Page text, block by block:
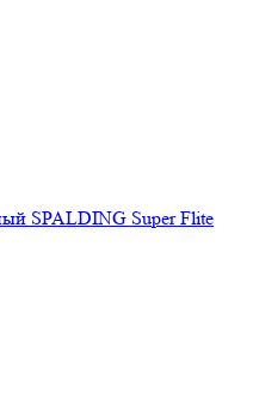
SPALDING Super Flite